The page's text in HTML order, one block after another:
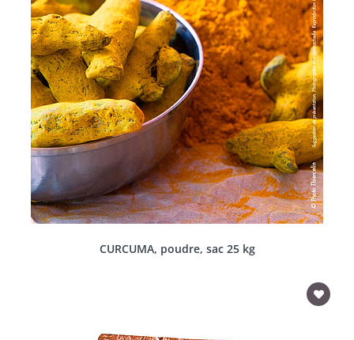
CURCUMA, poudre, sac 25 kg